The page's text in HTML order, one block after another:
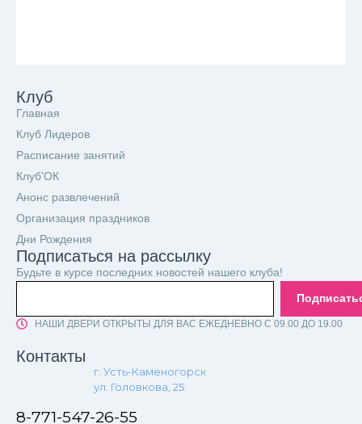
Клуб
Главная
Клуб Лидеров
Расписание занятий
Клуб’ОК
Анонс развлечений
Организация праздников
Дни Рождения
Подписаться на рассылку
Будьте в курсе последних новостей нашего клуба!
НАШИ ДВЕРИ ОТКРЫТЫ ДЛЯ ВАС ЕЖЕДНЕВНО С 09.00 ДО 19.00
Контакты
г. Усть-Каменогорск
ул. Головкова, 25
8-771-547-26-55